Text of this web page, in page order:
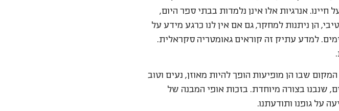
אנרגיות אלו אינן נלמדות בבתי ספר היום,
הן ניתנות למחקר, גם אם אין לנו כרגע מידע על
למדע עתיק זה קוראים גאומטריה סקראלית.
שבו הן מופיעות הופך להיות מאוזן, נעים וטוב
שנבנו בצורה מיוחדת. בזכות אופי המבנה של
על גופנו ותודעתנו.